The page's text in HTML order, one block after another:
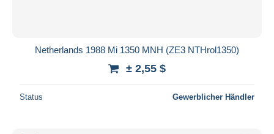
Netherlands 1988 Mi 1350 MNH (ZE3 NTHrol1350)
± 2,55 $
Status Gewerblicher Händler